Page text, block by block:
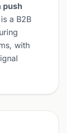
push
a B2B
with